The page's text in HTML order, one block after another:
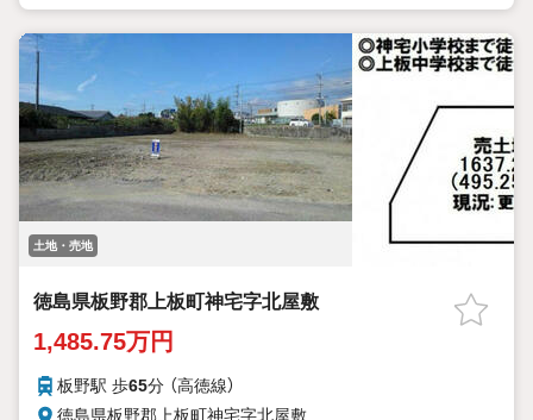
土地・売地
徳島県板野郡上板町神宅字北屋敷
1,485.75万円
板野駅 歩65分 （高徳線）
徳島県板野郡上板町神宅字北屋敷